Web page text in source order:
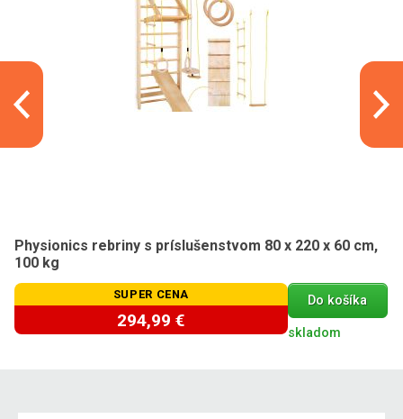
Physionics rebriny s príslušenstvom 80 x 220 x 60 cm,
100 kg
SUPER CENA
294,99 €
Do košíka
skladom